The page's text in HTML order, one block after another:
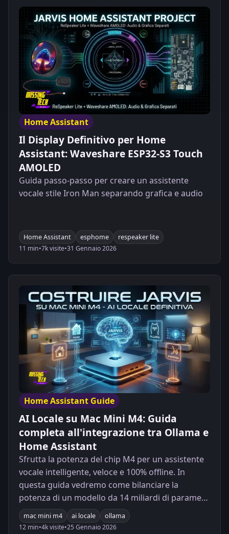
Home Assistant
Il Display Definitivo per Home
Assistant: Waveshare ESP32-S3 Touch
AMOLED
Guida passo-passo per creare un assistente
vocale stile Iron Man separando grafica e audio
Home Assistant esphome
respeaker lite
11 min•7k visite•31 Gennaio 2026
Home Assistant Guide
AI Locale su Mac Mini M4: Guida
completa all'integrazione tra Ollama e
Home Assistant
Sfrutta la potenza del chip M4 per un assistente
vocale intelligente, veloce e 100% offline. In
questa guida vedremo come bilanciare la
potenza di un modello da 14 miliardi di parametri
con la reattività necessaria per un uso
quotidiano.
mac mini m4 ai locale
ollama
12 min•4k visite•25 Gennaio 2026